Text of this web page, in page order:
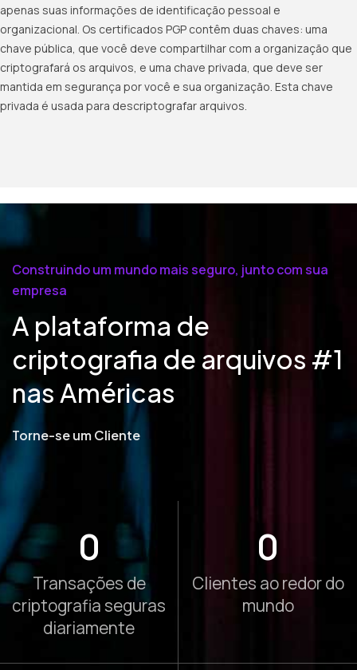
apenas suas informações de identificação pessoal e
organizacional. Os certificados PGP contêm duas chaves: uma
chave pública, que você deve compartilhar com a organização que
criptografará os arquivos, e uma chave privada, que deve ser
mantida em segurança por você e sua organização. Esta chave
privada é usada para descriptografar arquivos.
Construindo um mundo mais seguro, junto com sua
empresa
A plataforma de
criptografia de arquivos #1
nas Américas
Torne-se um Cliente
0
Transações de
criptografia seguras
diariamente
0
Clientes ao redor do
mundo